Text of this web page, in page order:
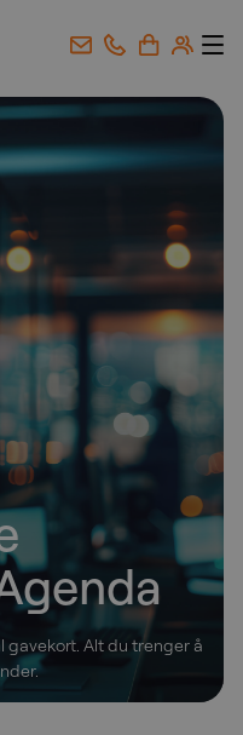
gavekort. Alt du trenger å